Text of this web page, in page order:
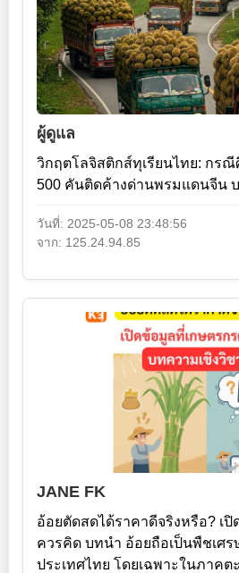
ผู้ดูแล
วิกฤตโลจิสติกส์ทุเรียนไทย: กร
500 คันติดค้างด่านพรมแดนจีน
วันที่: 2025-05-08 23:48:56
จาก: 125.24.94.85
JANE FK
อ้อยตัดสดได้ราคาดีจริงหรือ? เ
ควรคิด บทนำ อ้อยถือเป็นพืชเศ
ประเทศไทย โดยเฉพาะในภาคต